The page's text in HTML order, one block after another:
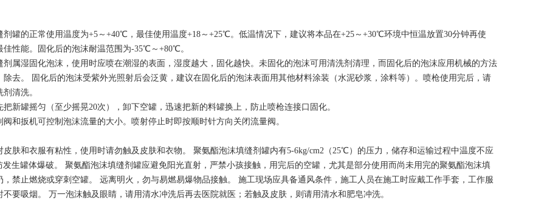
剂罐的正常使用温度为+5～+40℃，最佳使用温度+18～+25℃。低温情况下，建议将本品在+25～+30℃环境中恒温放置30分钟再使
佳性能。固化后的泡沫耐温范围为-35℃～+80℃。
剂属湿固化泡沫，使用时应喷在潮湿的表面，湿度越大，固化越快。未固化的泡沫可用清洗剂清理，而固化后的泡沫应用机械的方法
除去。 固化后的泡沫受紫外光照射后会泛黄，建议在固化后的泡沫表面用其他材料涂装（水泥砂浆，涂料等）。喷枪使用完后，请
清洗。
把新罐摇匀（至少摇晃20次），卸下空罐，迅速把新的料罐换上，防止喷枪连接口固化。
阀和扳机可控制泡沫流量的大小。喷射停止时即按顺时针方向关闭流量阀。
皮肤和衣服有粘性，使用时请勿触及皮肤和衣物。 聚氨酯泡沫填缝剂罐内有5-6kg/cm2（25℃）的压力，储存和运输过程中温度不应
生罐体爆破。 聚氨酯泡沫填缝剂罐应避免阳光直射，严禁小孩接触，用完后的空罐，尤其是部分使用而尚未用完的聚氨酯泡沫填
，禁止燃烧或穿刺空罐。 远离明火，勿与易燃易爆物品接触。 施工现场应具备通风条件，施工人员在施工时应戴工作手套，工作服
不要吸烟。 万一泡沫触及眼睛，请用清水冲洗后再去医院就医；若触及皮肤，则请用清水和肥皂冲洗。